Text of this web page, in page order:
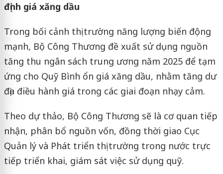
định giá xăng dầu
Trong bối cảnh thị trường năng lượng biến động
mạnh, Bộ Công Thương đề xuất sử dụng nguồn
tăng thu ngân sách trung ương năm 2025 để tạm
ứng cho Quỹ Bình ổn giá xăng dầu, nhằm tăng dư
địa điều hành giá trong các giai đoạn nhạy cảm.
Theo dự thảo, Bộ Công Thương sẽ là cơ quan tiếp
nhận, phân bổ nguồn vốn, đồng thời giao Cục
Quản lý và Phát triển thị trường trong nước trực
tiếp triển khai, giám sát việc sử dụng quỹ.